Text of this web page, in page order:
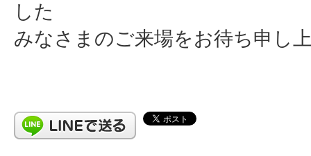
した
みなさまのご来場をお待ち申し